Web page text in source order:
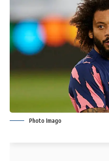
Photo Imago